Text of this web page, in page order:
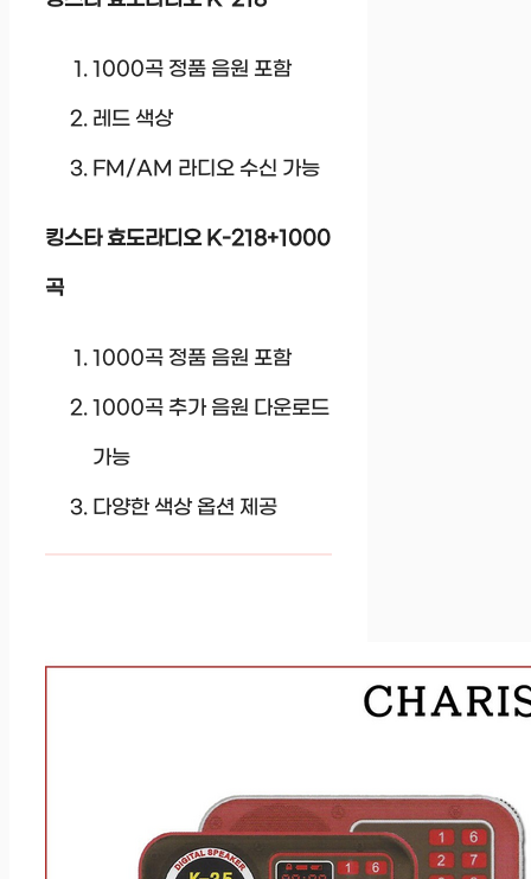
1000곡 정품 음원 포함
레드 색상
FM/AM 라디오 수신 가능
킹스타 효도라디오 K-218+1000
곡
1000곡 정품 음원 포함
1000곡 추가 음원 다운로드
가능
다양한 색상 옵션 제공